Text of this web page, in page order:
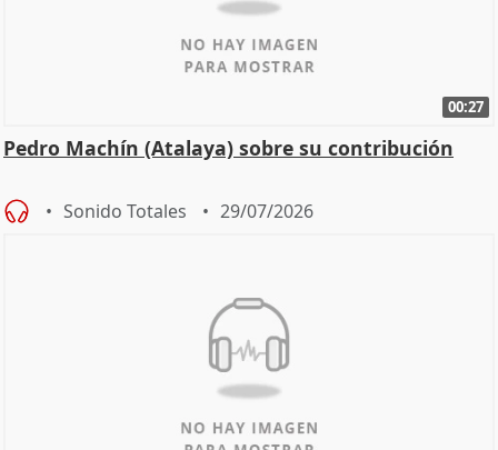
00:27
Pedro Machín (Atalaya) sobre su contribución
Sonido Totales 29/07/2026